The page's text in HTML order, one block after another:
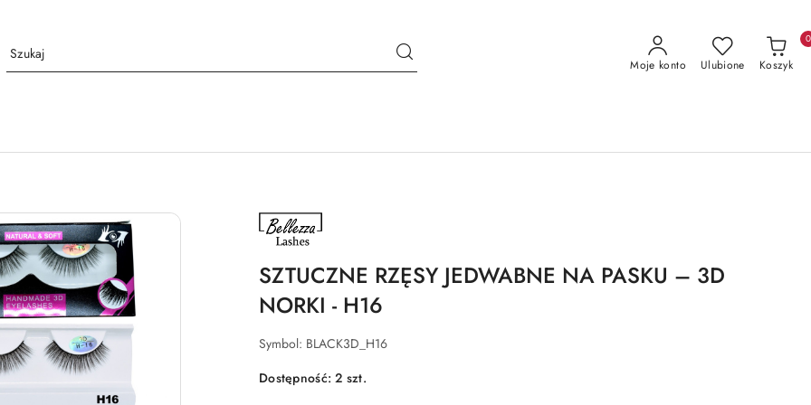
Moje konto Ulubione Koszyk
0
NAZWA
PRODUCENTA:
BELLEZZA
SZTUCZNE RZĘSY JEDWABNE NA PASKU – 3D
NORKI - H16
Symbol: BLACK3D_H16
Dostępność:2 szt.